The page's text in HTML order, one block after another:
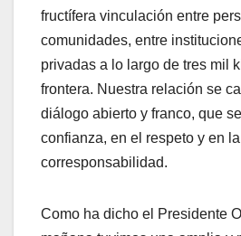
fructífera vinculación entre
comunidades, entre
privadas a lo largo de tres mil
frontera. Nuestra relación se
diálogo abierto y franco, que
confianza, en el respeto y en la
corresponsabilidad.
Como ha dicho el Presidente